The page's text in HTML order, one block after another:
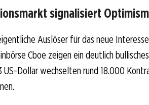
signalisiert
Auslöser für das neue
Cboe zeigen ein deutlich
US-Dollar wechselten rund 18.000